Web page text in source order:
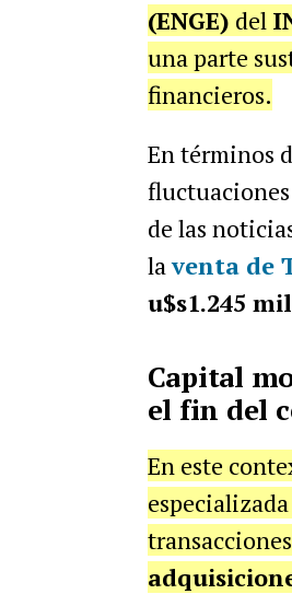
(ENGE) del
una parte
financieros.
En términos
fluctuaciones
de las
laventa de
u$s1.245
Capital
el fin del
En este